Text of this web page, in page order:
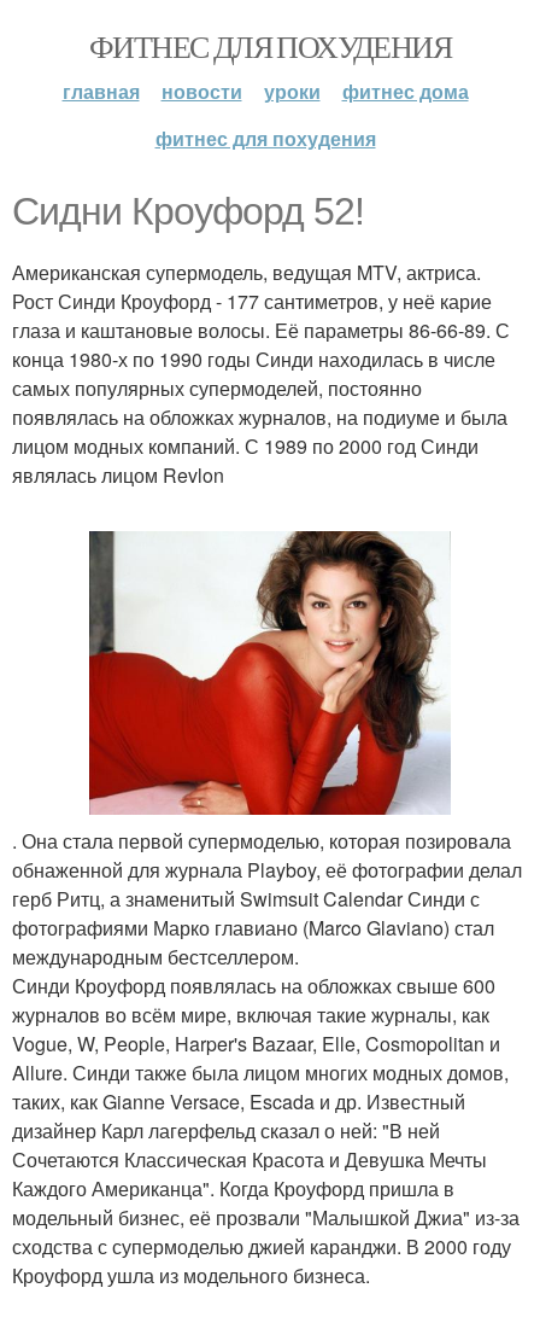
ФИТНЕС ДЛЯ ПОХУДЕНИЯ
главная новости уроки
фитнес дома
фитнес для похудения
Сидни Кроуфорд 52!
Американская супермодель, ведущая MTV, актриса.
Рост Синди Кроуфорд - 177 сантиметров, у неё карие
глаза и каштановые волосы. Её параметры 86-66-89. С
конца 1980-х по 1990 годы Синди находилась в числе
самых популярных супермоделей, постоянно
появлялась на обложках журналов, на подиуме и была
лицом модных компаний. С 1989 по 2000 год Синди
являлась лицом Revlon
. Она стала первой супермоделью, которая позировала
обнаженной для журнала Playboy, её фотографии делал
герб Ритц, а знаменитый Swimsuit Calendar Синди с
фотографиями Марко главиано (Marco Glaviano) стал
международным бестселлером.
Синди Кроуфорд появлялась на обложках свыше 600
журналов во всём мире, включая такие журналы, как
Vogue, W, People, Harper's Bazaar, Elle, Cosmopolitan и
Allure. Синди также была лицом многих модных домов,
таких, как Gianne Versace, Escada и др. Известный
дизайнер Карл лагерфельд сказал о ней: "В ней
Сочетаются Классическая Красота и Девушка Мечты
Каждого Американца". Когда Кроуфорд пришла в
модельный бизнес, её прозвали "Малышкой Джиа" из-за
сходства с супермоделью джией каранджи. В 2000 году
Кроуфорд ушла из модельного бизнеса.